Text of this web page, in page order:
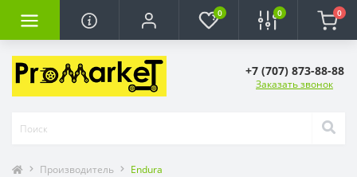
0 0 0
+7 (707) 873-88-88
Заказать звонок
Производитель Endura